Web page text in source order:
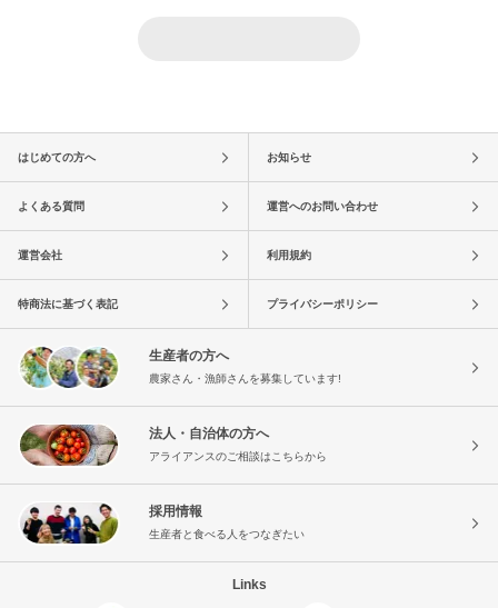
はじめての方へ お知らせ
よくある質問 運営へのお問い合わせ
運営会社 利用規約
特商法に基づく表記 プライバシーポリシー
生産者の方へ
農家さん・漁師さんを募集しています!
法人・自治体の方へ
アライアンスのご相談はこちらから
採用情報
生産者と食べる人をつなぎたい
Links